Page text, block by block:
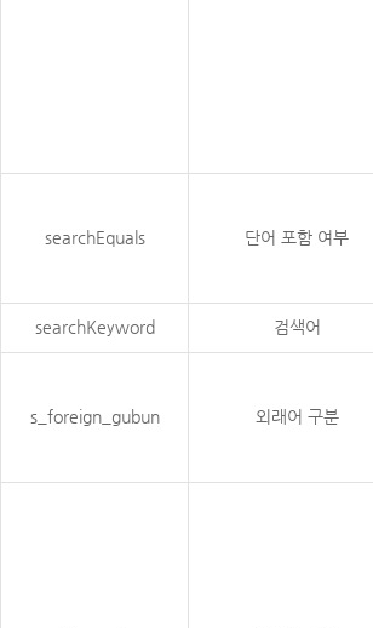
searchEquals 단어 포함 여부
searchKeyword 검색어
s_foreign_gubun 외래어 구분